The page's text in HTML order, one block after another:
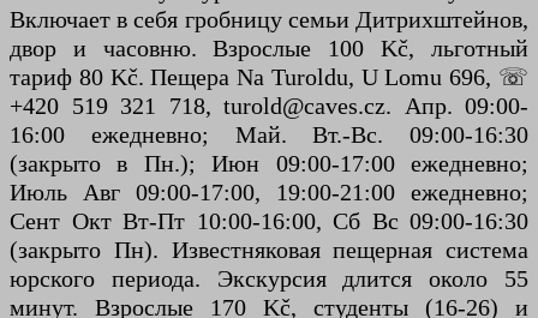
Включает в себя гробницу семьи Дитрихштейнов,
двор и часовню. Взрослые 100 Kč, льготный
тариф 80 Kč. Пещера Na Turoldu, U Lomu 696, ☏
+420 519 321 718, turold@caves.cz. Апр. 09:00-
16:00 ежедневно; Май. Вт.-Вс. 09:00-16:30
(закрыто в Пн.); Июн 09:00-17:00 ежедневно;
Июль Авг 09:00-17:00, 19:00-21:00 ежедневно;
Сент Окт Вт-Пт 10:00-16:00, Сб Вс 09:00-16:30
(закрыто Пн). Известняковая пещерная система
юрского периода. Экскурсия длится около 55
минут. Взрослые 170 Kč, студенты (16-26) и